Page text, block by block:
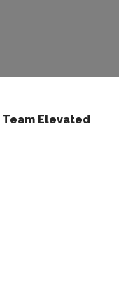
Team Elevated